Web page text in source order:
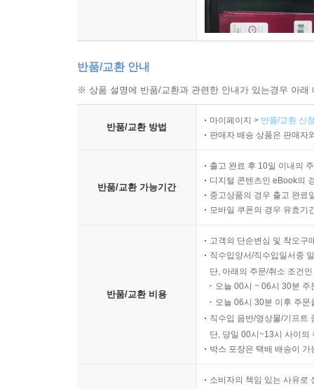
반품/교환 안내
※ 상품 설명에 반품/교환과 관련한 안내가 있는경우 아
반품/교환 방법
마이페이지 > 반품/교환 신
판매자 배송 상품은 판매자
반품/교환 가능기간
출고 완료 후 10일 이내의
디지털 콘텐츠인 eBook의
중고상품의 경우 출고 완료
모바일 쿠폰의 경우 유효기
반품/교환 비용
고객의 단순변심 및 착오구
직수입양서/직수입일서중
단, 아래의 주문/취소 조건
오늘 00시 ~ 06시 30분
오늘 06시 30분 이후 주
직수입 음반/영상물/기프트
단, 당일 00시~13시 사이의
박스 포장은 택배 배송이
소비자의 책임 있는 사유로